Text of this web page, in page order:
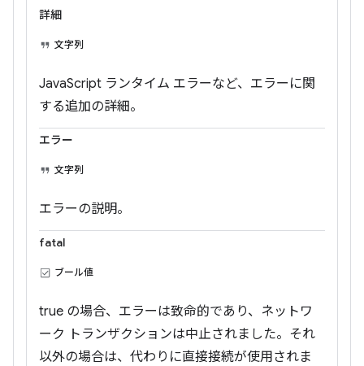
詳細
文字列
JavaScript ランタイム エラーなど、エラーに関
する追加の詳細。
エラー
文字列
エラーの説明。
fatal
ブール値
true の場合、エラーは致命的であり、ネットワ
ーク トランザクションは中止されました。それ
以外の場合は、代わりに直接接続が使用されま